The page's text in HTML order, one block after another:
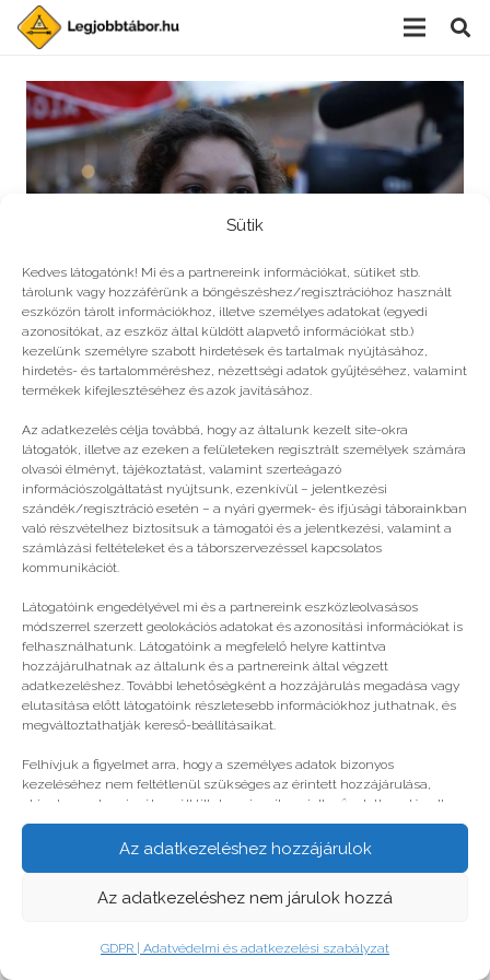
Sütik
Kedves látogatónk! Mi és a partnereink információkat, sütiket stb.
tárolunk vagy hozzáférünk a böngészéshez/regisztrációhoz használt
eszközön tárolt információkhoz, illetve személyes adatokat (egyedi
azonosítókat, az eszköz által küldött alapvető információkat stb.)
kezelünk személyre szabott hirdetések és tartalmak nyújtásához,
hirdetés- és tartalomméréshez, nézettségi adatok gyűjtéséhez, valamint
termékek kifejlesztéséhez és azok javításához.
Az adatkezelés célja továbbá, hogy az általunk kezelt site-okra
látogatók, illetve az ezeken a felületeken regisztrált személyek számára
olvasói élményt, tájékoztatást, valamint szerteágazó
információszolgáltatást nyújtsunk, ezenkívül – jelentkezési
szándék/regisztráció esetén – a nyári gyermek- és ifjúsági táborainkban
való részvételhez biztosítsuk a támogatói és a jelentkezési, valamint a
számlázási feltételeket és a táborszervezéssel kapcsolatos
kommunikációt.
Látogatóink engedélyével mi és a partnereink eszközleolvasásos
módszerrel szerzett geolokációs adatokat és azonosítási információkat is
felhasználhatunk. Látogatóink a megfelelő helyre kattintva
hozzájárulhatnak az általunk és a partnereink által végzett
adatkezeléshez. További lehetőségként a hozzájárulás megadása vagy
elutasítása előtt látogatóink részletesebb információkhoz juthatnak, és
megváltoztathatják kereső-beállításaikat.
Felhívjuk a figyelmet arra, hogy a személyes adatok bizonyos
kezeléséhez nem feltétlenül szükséges az érintett hozzájárulása,
akinek azonban jogában áll tiltakozni az ilyen jellegű adatkezelés ellen.
A beállítások csak erre a weboldalra érvényesek. Erre a webhelyre
visszatérve vagy az ADATKEZELÉSI TÁJÉKOZTATÓ, ADATVÉDELMI ÉS
Az adatkezeléshez hozzájárulok
Az adatkezeléshez nem járulok hozzá
GDPR | Adatvédelmi és adatkezelési szabályzat
Siker és felelősség: az influenszerek
© legjobbtabor.hu
GDPR | Adatvédelmi és adatkezelési szabályzat